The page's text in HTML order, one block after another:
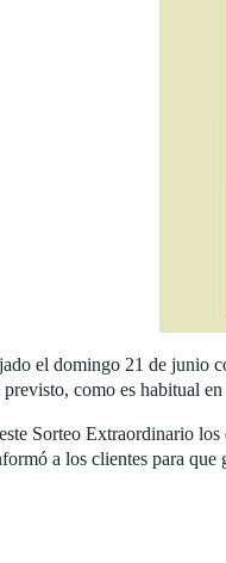
el domingo 21 de junio
previsto, como es habitual
Sorteo Extraordinario
a los clientes para que